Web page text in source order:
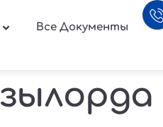
Все Документы